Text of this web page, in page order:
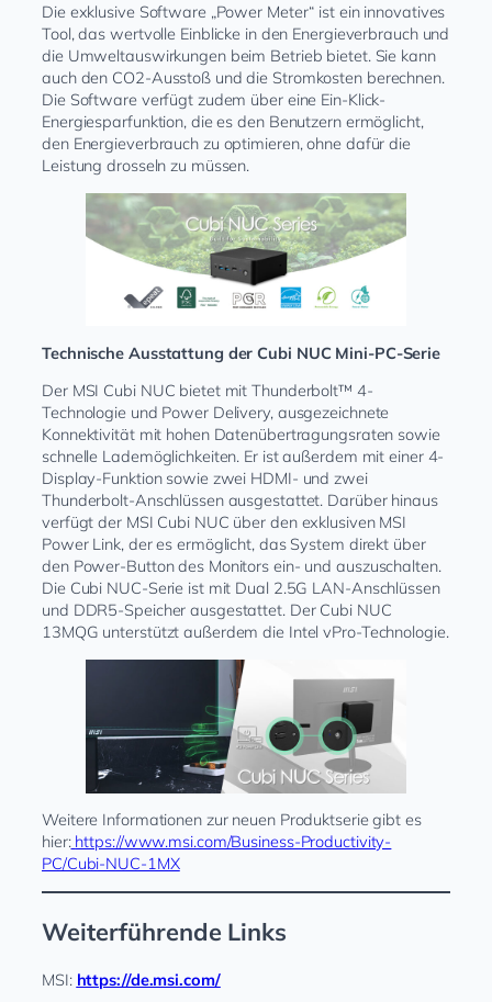
Die exklusive Software „Power Meter“ ist ein innovatives
Tool, das wertvolle Einblicke in den Energieverbrauch und
die Umweltauswirkungen beim Betrieb bietet. Sie kann
auch den CO2-Ausstoß und die Stromkosten berechnen.
Die Software verfügt zudem über eine Ein-Klick-
Energiesparfunktion, die es den Benutzern ermöglicht,
den Energieverbrauch zu optimieren, ohne dafür die
Leistung drosseln zu müssen.
Technische Ausstattung der Cubi NUC Mini-PC-Serie
Der MSI Cubi NUC bietet mit Thunderbolt™ 4-
Technologie und Power Delivery, ausgezeichnete
Konnektivität mit hohen Datenübertragungsraten sowie
schnelle Lademöglichkeiten. Er ist außerdem mit einer 4-
Display-Funktion sowie zwei HDMI- und zwei
Thunderbolt-Anschlüssen ausgestattet. Darüber hinaus
verfügt der MSI Cubi NUC über den exklusiven MSI
Power Link, der es ermöglicht, das System direkt über
den Power-Button des Monitors ein- und auszuschalten.
Die Cubi NUC-Serie ist mit Dual 2.5G LAN-Anschlüssen
und DDR5-Speicher ausgestattet. Der Cubi NUC
13MQG unterstützt außerdem die Intel vPro-Technologie.
Weitere Informationen zur neuen Produktserie gibt es
hier: https://www.msi.com/Business-Productivity-
PC/Cubi-NUC-1MX
Weiterführende Links
MSI: https://de.msi.com/